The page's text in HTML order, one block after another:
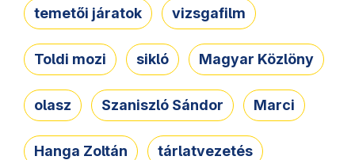
temetői járatok vizsgafilm
Toldi mozi sikló Magyar Közlöny
olasz Szaniszló Sándor Marci
Hanga Zoltán tárlatvezetés